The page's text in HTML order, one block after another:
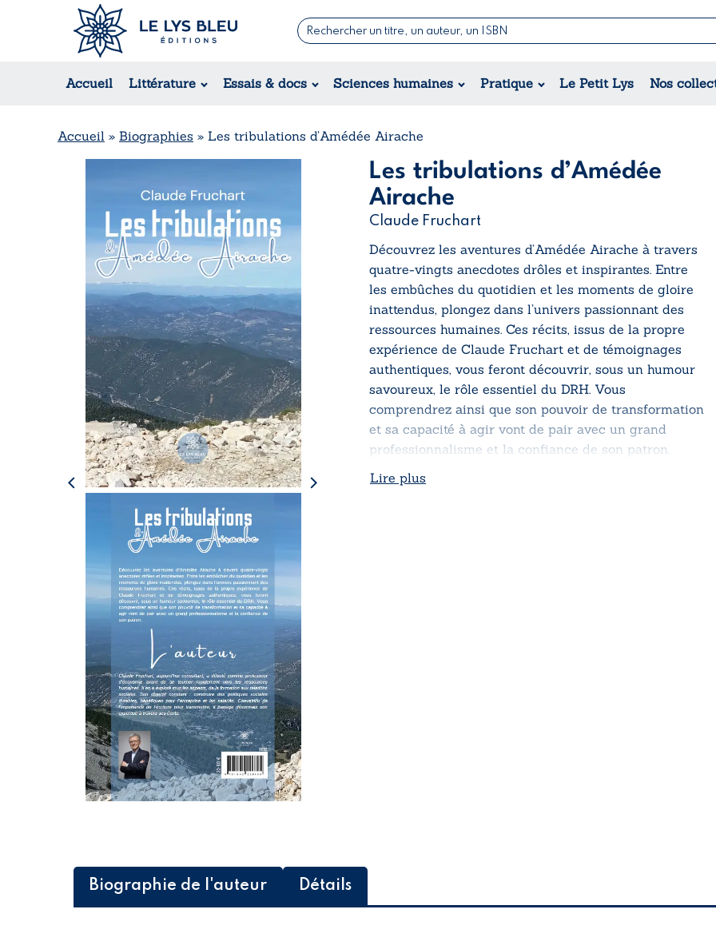
Accueil Littérature Essais & docs Sciences humaines Pratique Le Petit Lys Nos
Romans
Suspense / Thriller / Policier
Romance
Régional
Jeunesse
Théâtre
Accueil » Biographies » Les tribulations d’Amédée Airache
Les tribulations d’Amédée
Airache
Claude Fruchart
Découvrez les aventures d’Amédée Airache à travers
quatre-vingts anecdotes drôles et inspirantes. Entre
les embûches du quotidien et les moments de gloire
inattendus, plongez dans l’univers passionnant des
ressources humaines. Ces récits, issus de la propre
expérience de Claude Fruchart et de témoignages
authentiques, vous feront découvrir, sous un humour
savoureux, le rôle essentiel du DRH. Vous
comprendrez ainsi que son pouvoir de transformation
et sa capacité à agir vont de pair avec un grand
professionnalisme et la confiance de son patron.
Lire plus
Biographie de l'auteur Détails